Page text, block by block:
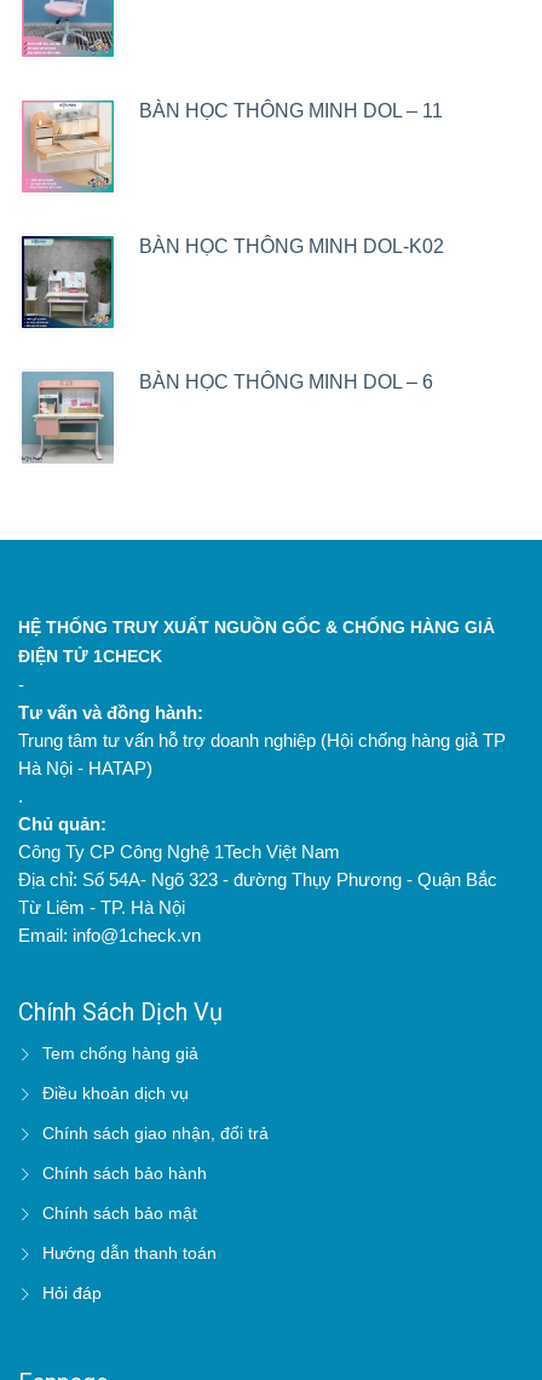
BÀN HỌC THÔNG MINH DOL – 11
BÀN HỌC THÔNG MINH DOL-K02
BÀN HỌC THÔNG MINH DOL – 6
HỆ THỐNG TRUY XUẤT NGUỒN GỐC & CHỐNG HÀNG GIẢ
ĐIỆN TỬ 1CHECK
-
Tư vấn và đồng hành:
Trung tâm tư vấn hỗ trợ doanh nghiệp (Hội chống hàng giả TP
Hà Nội - HATAP)
.
Chủ quản:
Công Ty CP Công Nghệ 1Tech Việt Nam
Địa chỉ: Số 54A- Ngõ 323 - đường Thụy Phương - Quận Bắc
Từ Liêm - TP. Hà Nội
Email: info@1check.vn
Chính Sách Dịch Vụ
Tem chống hàng giả
Điều khoản dịch vụ
Chính sách giao nhận, đổi trả
Chính sách bảo hành
Chính sách bảo mật
Hướng dẫn thanh toán
Hỏi đáp